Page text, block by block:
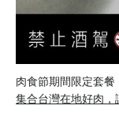
肉食節期間限定套
集合台灣在地好肉